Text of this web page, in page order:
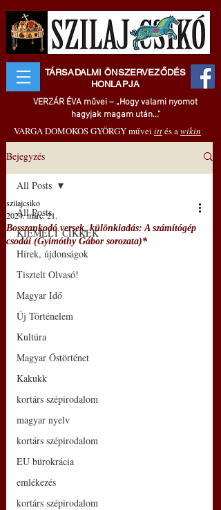
TÁRSADALMI ÖNSZERVEZŐDÉS
HONLAPJA
VERZÁR ÉVA művei – „Hogy valami nyomot
hagyjak magam után..."
VARGA DOMOKOS GYÖRGY művei ittés awikin
Bejegyzés
All Posts
KIEMELT CIKKEK
Hírek, újdonságok
Tisztelt Olvasó!
Magyar Idő
Új Történelem
Kultúra
Magyar Őstörténet
Kakukk
kortárs szépirodalom
magyar nyelv
kortárs szépirodalom
EU bürokrácia
emlékezés
kortárs szépirodalom
All Posts
Bosszankodó versek, különkiadás: A számítógép
csodái (Gyimóthy Gábor sorozata)*
szilajcsiko
2024. márc. 21.